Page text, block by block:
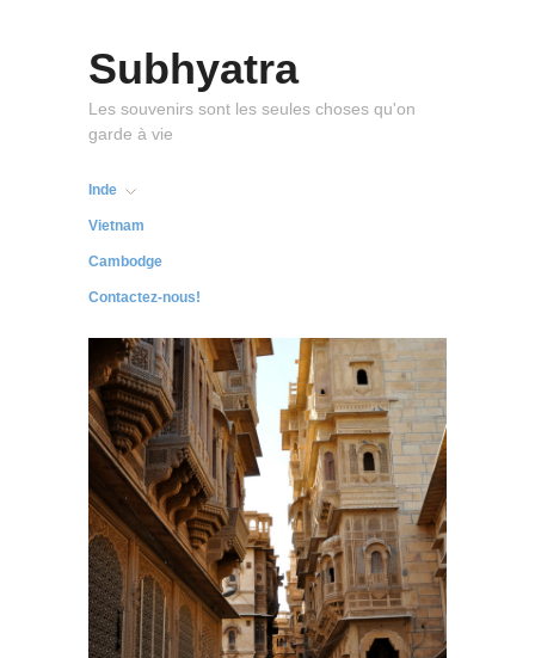
Subhyatra
Les souvenirs sont les seules choses qu'on
garde à vie
Inde
Vietnam
Cambodge
Contactez-nous!